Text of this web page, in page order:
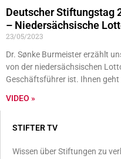
Deutscher Stiftungstag
– Niedersächsische
23/05/2023
Dr. Sønke Burmeister erzählt
von der niedersächsischen
Geschäftsführer ist. Ihnen
VIDEO »
STIFTER TV
Wissen über Stiftungen zu